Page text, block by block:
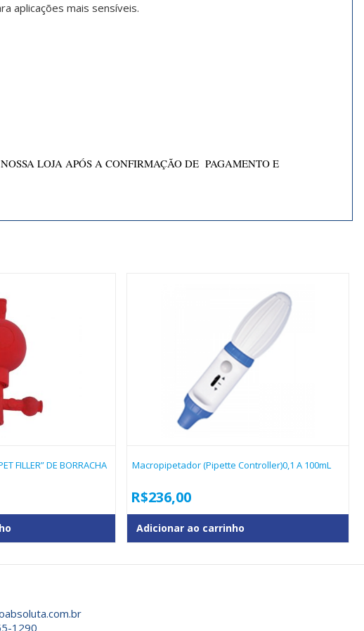
aplicações mais sensíveis.
LOJA APÓS A CONFIRMAÇÃO DE PAGAMENTO E
FILLER” DE BORRACHA
Macropipetador (Pipette Controller)0,1 A 100mL
R$236,00
Adicionar ao carrinho
1290